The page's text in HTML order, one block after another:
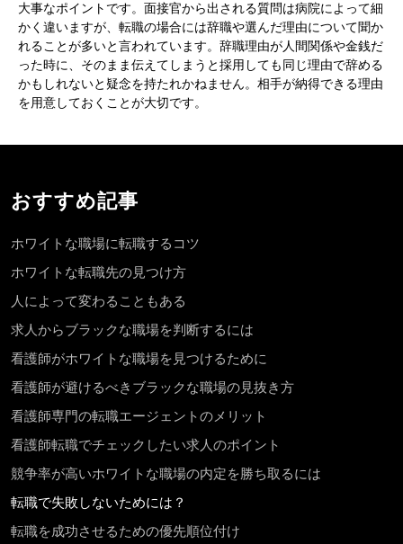
大事なポイントです。面接官から出される質問は病院によって細
かく違いますが、転職の場合には辞職や選んだ理由について聞か
れることが多いと言われています。辞職理由が人間関係や金銭だ
った時に、そのまま伝えてしまうと採用しても同じ理由で辞める
かもしれないと疑念を持たれかねません。相手が納得できる理由
を用意しておくことが大切です。
おすすめ記事
ホワイトな職場に転職するコツ
ホワイトな転職先の見つけ方
人によって変わることもある
求人からブラックな職場を判断するには
看護師がホワイトな職場を見つけるために
看護師が避けるべきブラックな職場の見抜き方
看護師専門の転職エージェントのメリット
看護師転職でチェックしたい求人のポイント
競争率が高いホワイトな職場の内定を勝ち取るには
転職で失敗しないためには？
転職を成功させるための優先順位付け